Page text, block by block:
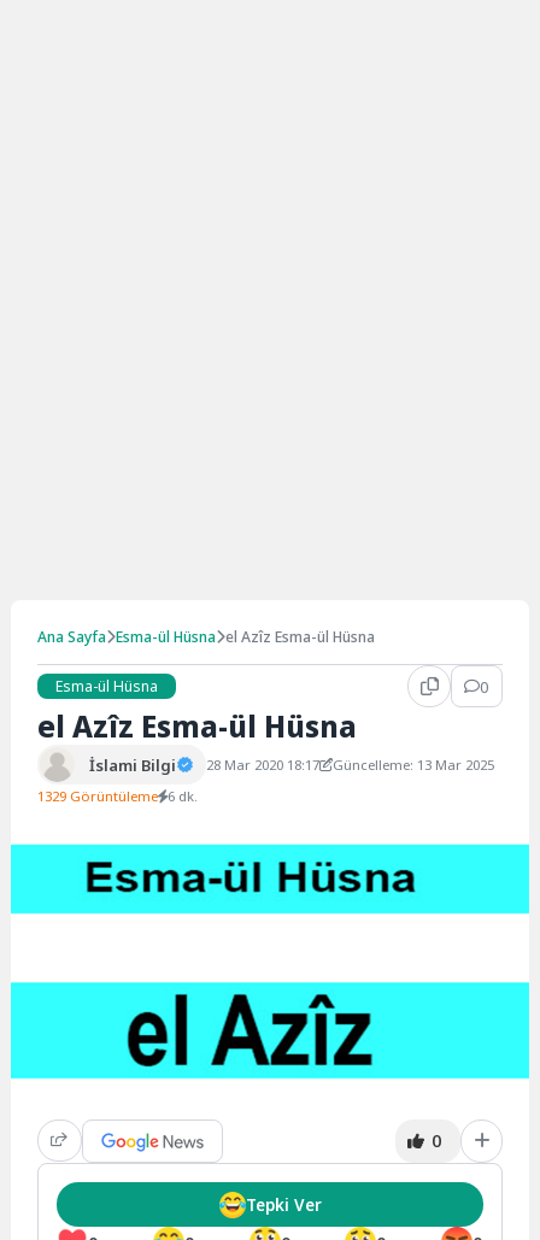
Ana Sayfa Esma-ül Hüsna el Azîz Esma-ül Hüsna
Esma-ül Hüsna 0
el Azîz Esma-ül Hüsna
İslami Bilgi 28 Mar 2020 18:17
Güncelleme: 13 Mar 2025
1329 Görüntüleme 6 dk.
0
Tepki Ver